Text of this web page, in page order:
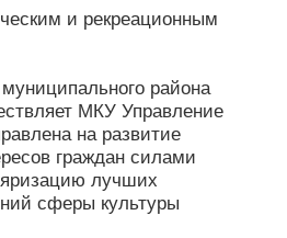
и рекреационным
района
МКУ Управление
на развитие
граждан силами
лучших
сферы культуры